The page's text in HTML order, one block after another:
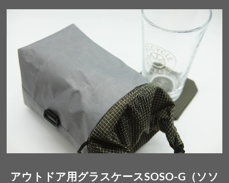
アウトドア用グラスケースSOSO-G（ソソ